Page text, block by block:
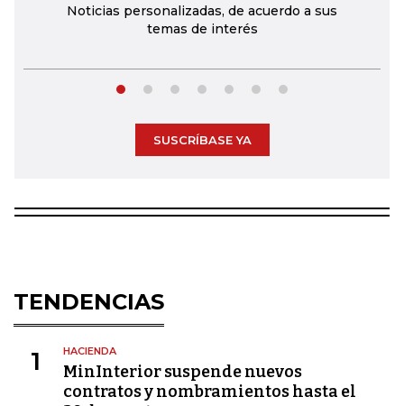
Noticias personalizadas, de acuerdo a sus
temas de interés
SUSCRÍBASE YA
TENDENCIAS
1 HACIENDA
MinInterior suspende nuevos
contratos y nombramientos hasta el